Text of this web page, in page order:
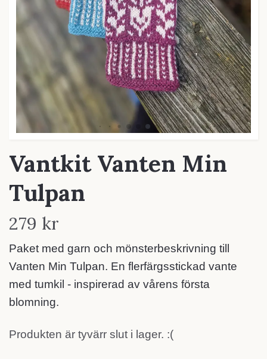
Vantkit Vanten Min
Tulpan
279 kr
Paket med garn och mönsterbeskrivning till
Vanten Min Tulpan. En flerfärgsstickad vante
med tumkil - inspirerad av vårens första
blomning.
Produkten är tyvärr slut i lager. :(